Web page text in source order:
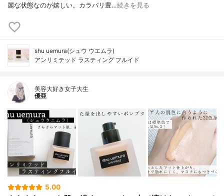
麗な状態なのが嬉しい。カラバリ豊…続きを見る
shu uemura(シュウ ウエムラ)
アンリミテッド ラスティング フルイド
美容大好き女子大生
優亜
5.00